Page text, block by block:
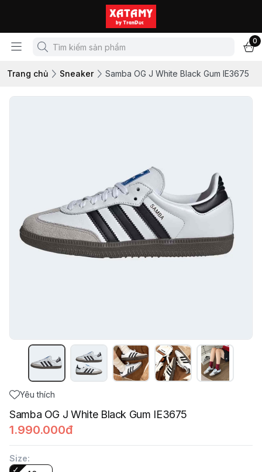
0
Trang chủ Sneaker Samba OG J White Black Gum IE3675
Yêu thích
Samba OG J White Black Gum IE3675
1.990.000đ
Size: